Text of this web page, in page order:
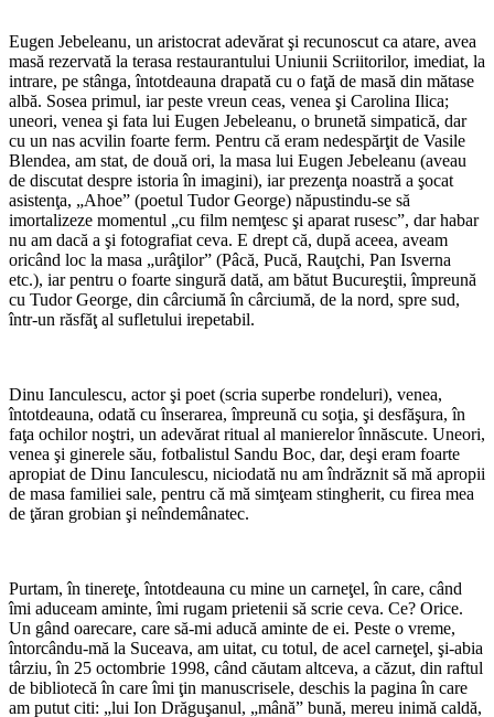
Eugen Jebeleanu, un aristocrat adevărat şi recunoscut ca atare, avea
masă rezervată la terasa restaurantului Uniunii Scriitorilor, imediat, la
intrare, pe stânga, întotdeauna drapată cu o faţă de masă din mătase
albă. Sosea primul, iar peste vreun ceas, venea şi Carolina Ilica;
uneori, venea şi fata lui Eugen Jebeleanu, o brunetă simpatică, dar
cu un nas acvilin foarte ferm. Pentru că eram nedespărţit de Vasile
Blendea, am stat, de două ori, la masa lui Eugen Jebeleanu (aveau
de discutat despre istoria în imagini), iar prezenţa noastră a şocat
asistenţa, „Ahoe” (poetul Tudor George) năpustindu-se să
imortalizeze momentul „cu film nemţesc şi aparat rusesc”, dar habar
nu am dacă a şi fotografiat ceva. E drept că, după aceea, aveam
oricând loc la masa „urâţilor” (Pâcă, Pucă, Rauţchi, Pan Isverna
etc.), iar pentru o foarte singură dată, am bătut Bucureştii, împreună
cu Tudor George, din cârciumă în cârciumă, de la nord, spre sud,
într-un răsfăţ al sufletului irepetabil.
Dinu Ianculescu, actor şi poet (scria superbe rondeluri), venea,
întotdeauna, odată cu înserarea, împreună cu soţia, şi desfăşura, în
faţa ochilor noştri, un adevărat ritual al manierelor înnăscute. Uneori,
venea şi ginerele său, fotbalistul Sandu Boc, dar, deşi eram foarte
apropiat de Dinu Ianculescu, niciodată nu am îndrăznit să mă apropii
de masa familiei sale, pentru că mă simţeam stingherit, cu firea mea
de ţăran grobian şi neîndemânatec.
Purtam, în tinereţe, întotdeauna cu mine un carneţel, în care, când
îmi aduceam aminte, îmi rugam prietenii să scrie ceva. Ce? Orice.
Un gând oarecare, care să-mi aducă aminte de ei. Peste o vreme,
întorcându-mă la Suceava, am uitat, cu totul, de acel carneţel, şi-abia
târziu, în 25 octombrie 1998, când căutam altceva, a căzut, din raftul
de bibliotecă în care îmi ţin manuscrisele, deschis la pagina în care
am putut citi: „lui Ion Drăguşanul, „mână” bună, mereu inimă caldă,